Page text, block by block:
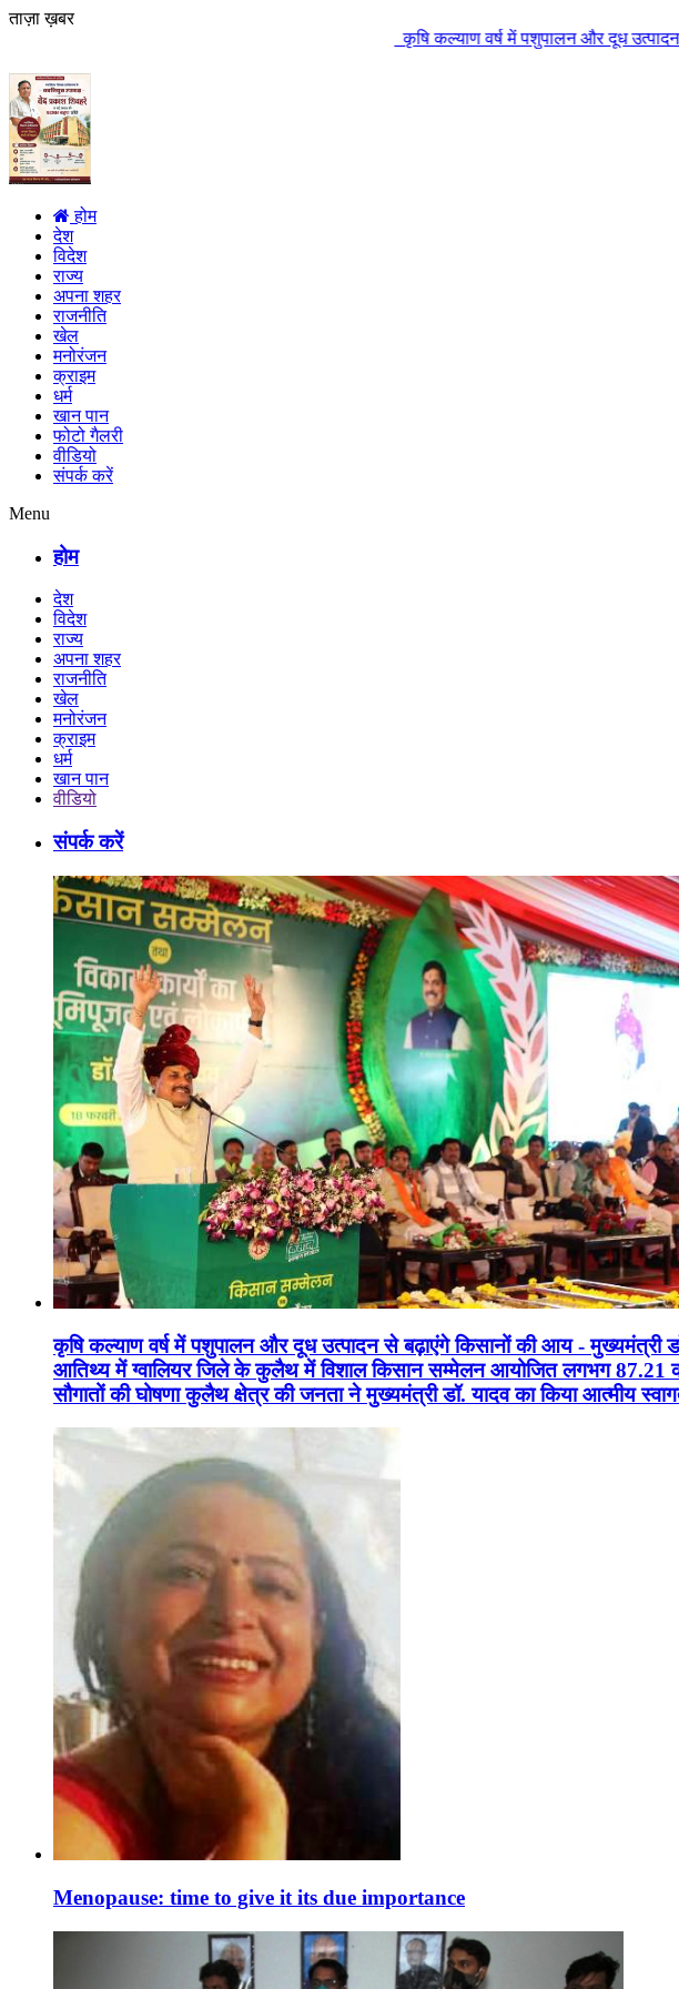
ताज़ा ख़बर
कृषि कल्याण वर्ष में पशुपालन और दूध उत्पादन से बढ़ाएंगे
होम
देश
विदेश
राज्य
अपना शहर
राजनीति
खेल
मनोरंजन
क्राइम
धर्म
खान पान
फोटो गैलरी
वीडियो
संपर्क करें
Menu
होम
देश
विदेश
राज्य
अपना शहर
राजनीति
खेल
मनोरंजन
क्राइम
धर्म
खान पान
वीडियो
संपर्क करें
कृषि कल्याण वर्ष में पशुपालन और दूध उत्पादन से बढ़ाएंगे किसानों की आय - मुख्यमंत्री
आतिथ्य में ग्वालियर जिले के कुलैथ में विशाल किसान सम्मेलन आयोजित लगभग 87.21
सौगातों की घोषणा कुलैथ क्षेत्र की जनता ने मुख्यमंत्री डॉ. यादव का किया आत्मीय
Menopause: time to give it its due importance